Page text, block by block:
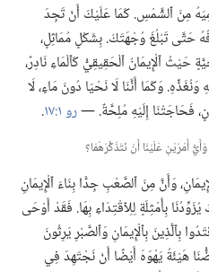
مِنَ ٱلشَّمْسِ.‏ كَمَا عَلَيْكَ أَنْ تَجِدَ
حَتَّى تَبْلُغَ وُجْهَتَكَ.‏ بِشَكْلٍ مُمَاثِلٍ،‏
ٱلْإِيمَانُ ٱلْحَقِيقِيُّ كَٱلْمَاءِ نَادِرٌ،‏
وَكَمَا أَنَّنَا لَا نَحْيَا دُونَ مَاءٍ،‏ لَا
فَحَاجَتُنَا إِلَيْهِ مُلِحَّةٌ.‏ —‏رو ١:‏١٧ ‏.‏
وَأَيُّ أَمْرَيْنِ عَلَيْنَا أَنْ نَتَذَكَّرَهُمَا؟‏
وَأَنَّ مِنَ ٱلصَّعْبِ جِدًّا بِنَاءَ ٱلْإِيمَانِ
بِأَمْثِلَةٍ لِلِٱقْتِدَاءِ بِهَا.‏ فَقَدْ أَوْحَى
بِٱلَّذِينَ بِٱلْإِيمَانِ وَٱلصَّبْرِ يَرِثُونَ
هَيْئَةُ يَهْوَهَ أَيْضًا أَنْ نَجْتَهِدَ فِي